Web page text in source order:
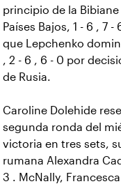
principio de la
Países Bajos, 1 - 6 , 7
que Lepchenko
, 2 - 6 , 6 - 0 por
de Rusia.
Caroline Dolehide
segunda ronda del
victoria en tres sets,
rumana Alexandra
3 . McNally,